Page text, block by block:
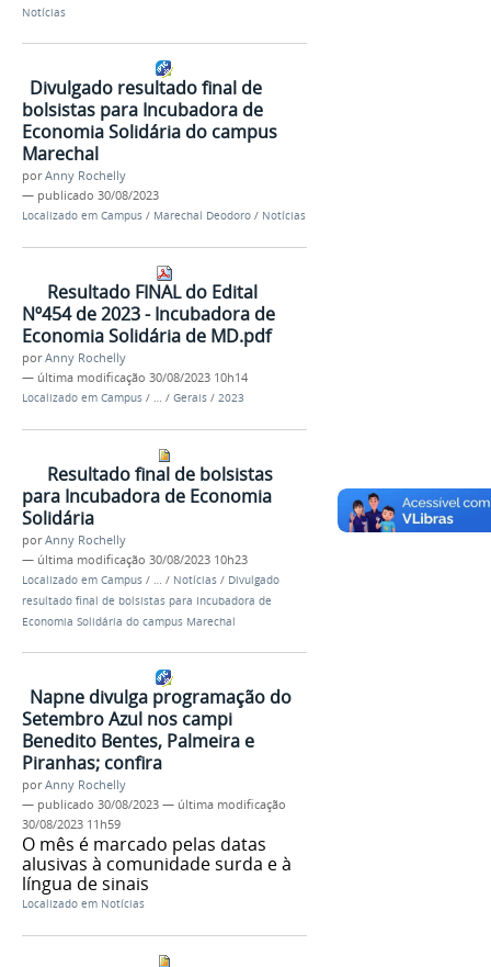
Notícias
Divulgado resultado final de
bolsistas para Incubadora de
Economia Solidária do campus
Marechal
porAnny Rochelly
— publicado 30/08/2023
Localizado em Campus / Marechal Deodoro / Notícias
Resultado FINAL do Edital
Nº454 de 2023 - Incubadora de
Economia Solidária de MD.pdf
porAnny Rochelly
— última modificação 30/08/2023 10h14
Localizado em Campus / … / Gerais / 2023
Resultado final de bolsistas
para Incubadora de Economia
Solidária
porAnny Rochelly
— última modificação 30/08/2023 10h23
Localizado em Campus / … / Notícias / Divulgado
resultado final de bolsistas para Incubadora de
Economia Solidária do campus Marechal
Napne divulga programação do
Setembro Azul nos campi
Benedito Bentes, Palmeira e
Piranhas; confira
porAnny Rochelly
— publicado 30/08/2023 — última modificação
30/08/2023 11h59
O mês é marcado pelas datas
alusivas à comunidade surda e à
língua de sinais
Localizado em Notícias